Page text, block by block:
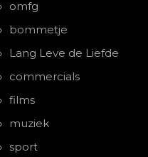
omfg
bommetje
Lang Leve de Liefde
commercials
films
muziek
sport